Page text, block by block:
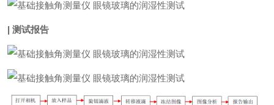
| 测试报告